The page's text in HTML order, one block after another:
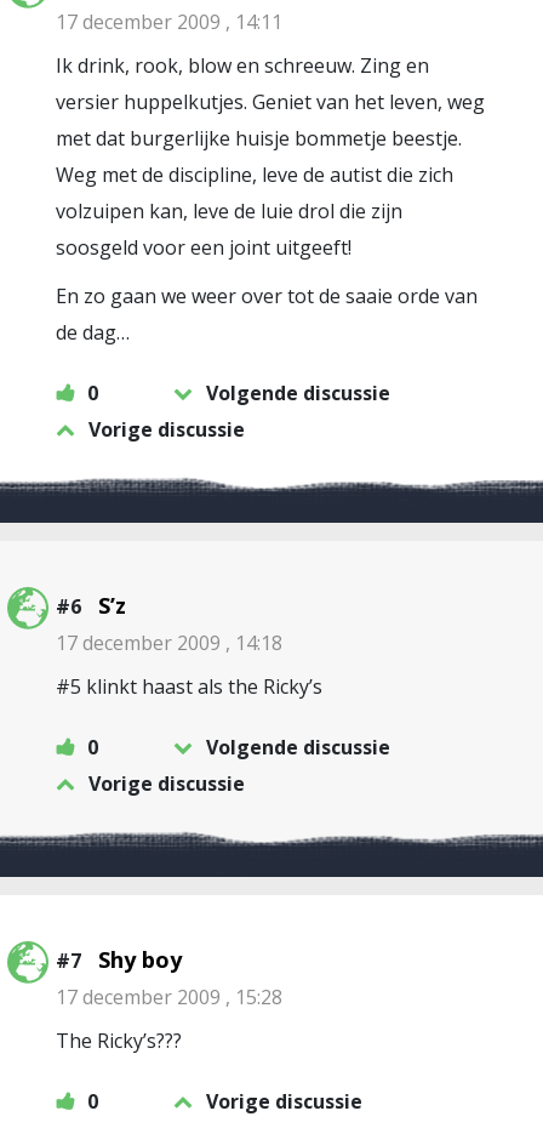
17 december 2009 , 14:11
Ik drink, rook, blow en schreeuw. Zing en
versier huppelkutjes. Geniet van het leven, weg
met dat burgerlijke huisje bommetje beestje.
Weg met de discipline, leve de autist die zich
volzuipen kan, leve de luie drol die zijn
soosgeld voor een joint uitgeeft!
En zo gaan we weer over tot de saaie orde van
de dag…
0
Volgende discussie
Vorige discussie
#6 S’z
17 december 2009 , 14:18
#5 klinkt haast als the Ricky’s
0
Volgende discussie
Vorige discussie
#7 Shy boy
17 december 2009 , 15:28
The Ricky’s???
0 Vorige discussie